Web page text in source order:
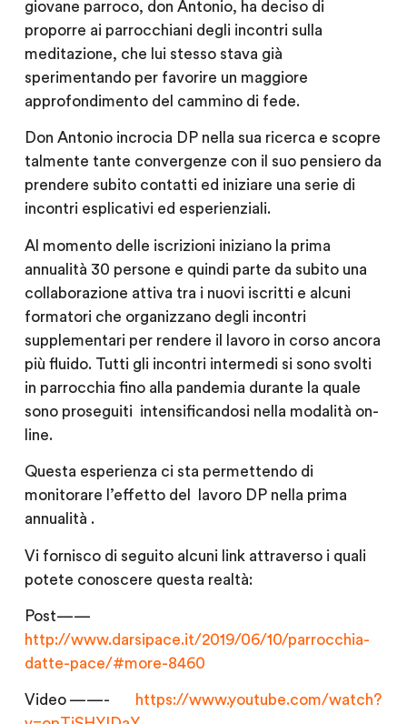
giovane parroco, don Antonio, ha deciso di
proporre ai parrocchiani degli incontri sulla
meditazione, che lui stesso stava già
sperimentando per favorire un maggiore
approfondimento del cammino di fede.
Don Antonio incrocia DP nella sua ricerca e scopre
talmente tante convergenze con il suo pensiero da
prendere subito contatti ed iniziare una serie di
incontri esplicativi ed esperienziali.
Al momento delle iscrizioni iniziano la prima
annualità 30 persone e quindi parte da subito una
collaborazione attiva tra i nuovi iscritti e alcuni
formatori che organizzano degli incontri
supplementari per rendere il lavoro in corso ancora
più fluido. Tutti gli incontri intermedi si sono svolti
in parrocchia fino alla pandemia durante la quale
sono proseguiti intensificandosi nella modalità on-
line.
Questa esperienza ci sta permettendo di
monitorare l’effetto del lavoro DP nella prima
annualità .
Vi fornisco di seguito alcuni link attraverso i quali
potete conoscere questa realtà:
Post——
http://www.darsipace.it/2019/06/10/parrocchia-
datte-pace/#more-8460
Video ——-
https://www.youtube.com/watch?